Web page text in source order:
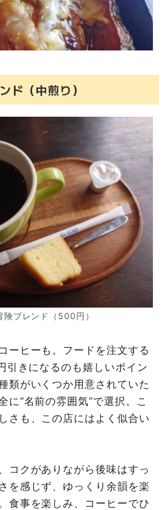
ド（中煎り）
険ブレンド（500円）
ーヒーも。フードを注文する
引きになるのも嬉しいポイン
類がいくつか用意されていた
に“名前の雰囲気”で選択。こ
さも、この店にはよく似合い
コクがありながら後味はすっ
を感じず、ゆっくり余韻を楽
食事を楽しみ、コーヒーでひ